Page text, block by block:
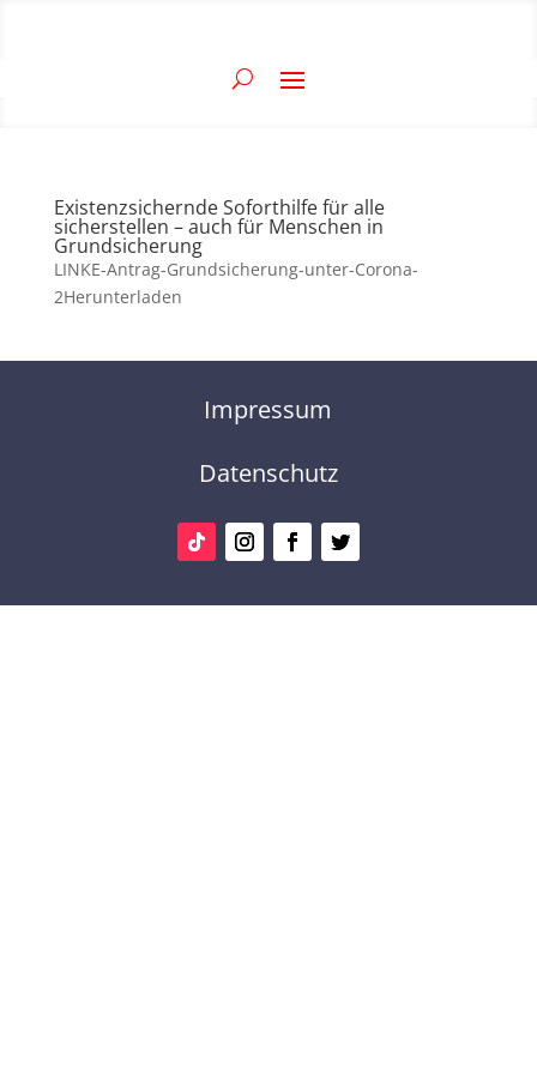
Existenzsichernde Soforthilfe für alle
sicherstellen – auch für Menschen in
Grundsicherung
LINKE-Antrag-Grundsicherung-unter-Corona-
2Herunterladen
Impressum
Datenschutz